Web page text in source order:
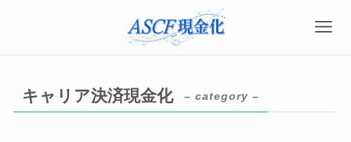
キャリア決済現金化 – category –